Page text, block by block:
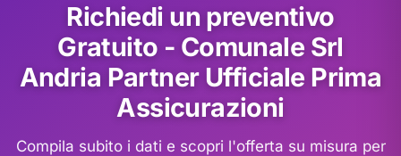
Richiedi un preventivo
Gratuito - Comunale Srl
Andria Partner Ufficiale Prima
Assicurazioni
Compila subito i dati e scopri l'offerta su misura per